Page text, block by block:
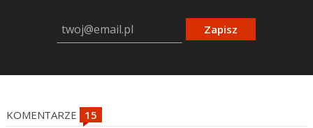
Zapisz
KOMENTARZE